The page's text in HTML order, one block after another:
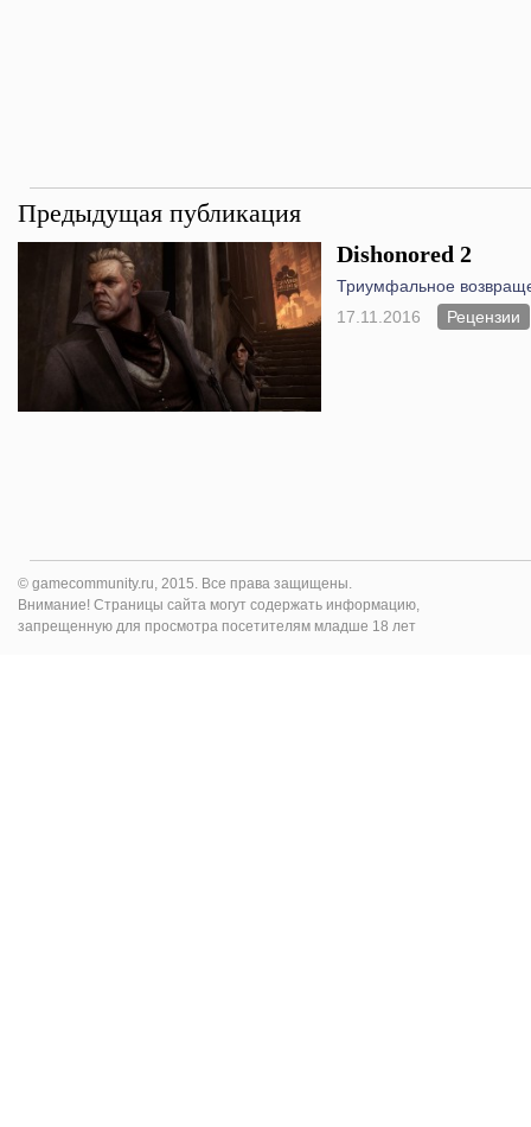
Предыдущая публикация
Dishonored 2
Триумфальное
17.11.2016
Рецензии
© gamecommunity.ru, 2015. Все права защищены.
Внимание! Страницы сайта могут содержать информацию,
запрещенную для просмотра посетителям младше 18 лет